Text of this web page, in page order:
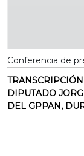
Conferencia de
DIPUTADO
DEL GPPAN,